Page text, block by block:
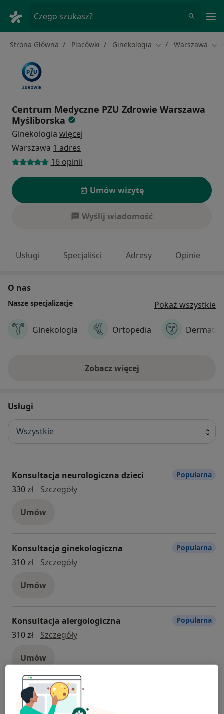
Czego szukasz?
Strona Główna Placówki Ginekologia Zmień miasto
Warszawa
Centrum Medyczne PZU Zdrowie Warszawa
Myśliborska
Ginekologia więcej
Warszawa 1 adres
16 opinii
Umów wizytę
Wyślij wiadomość
Usługi Specjaliści Adresy Opinie
O nas
Nasze specjalizacje Pokaż wszystkie
Ginekologia Ortopedia
Zobacz więcej
Usługi
Wszystkie
Konsultacja neurologiczna dzieci
330 zł
SzczegółyKonsultacja neurologiczna dzieci
Umów
Popularna
Konsultacja ginekologiczna
310 zł
Szczegółykonsultacja ginekologiczna
Umów
Popularna
Konsultacja alergologiczna
310 zł
Szczegółykonsultacja alergologiczna
Umów
Popularna
Konsultacja fizjoterapeutyczna
170 zł
Szczegółykonsultacja fizjoterapeutyczna